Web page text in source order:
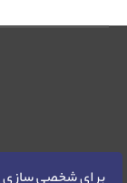
برای شخصی سازی